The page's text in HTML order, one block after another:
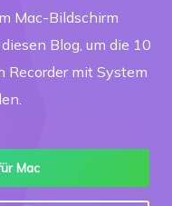
Mac-Bildschirm
Blog, um die 10
Recorder mit System
Mac